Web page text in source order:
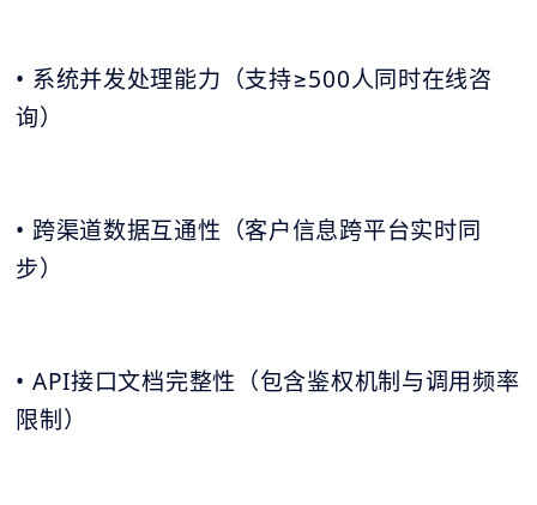
• 系统并发处理能力（支持≥500人同时在线咨
询）
• 跨渠道数据互通性（客户信息跨平台实时同
步）
• API接口文档完整性（包含鉴权机制与调用频率
限制）